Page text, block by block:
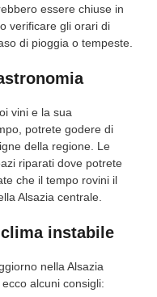
essere chiuse in
verificare gli orari di
di pioggia o tempeste.
vini e la sua
potrete godere di
della regione. Le
riparati dove potrete
che il tempo rovini il
Alsazia centrale.
instabile
nella Alsazia
alcuni consigli: